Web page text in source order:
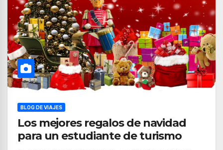
BLOG DE VIAJES
Los mejores regalos de navidad
para un estudiante de turismo